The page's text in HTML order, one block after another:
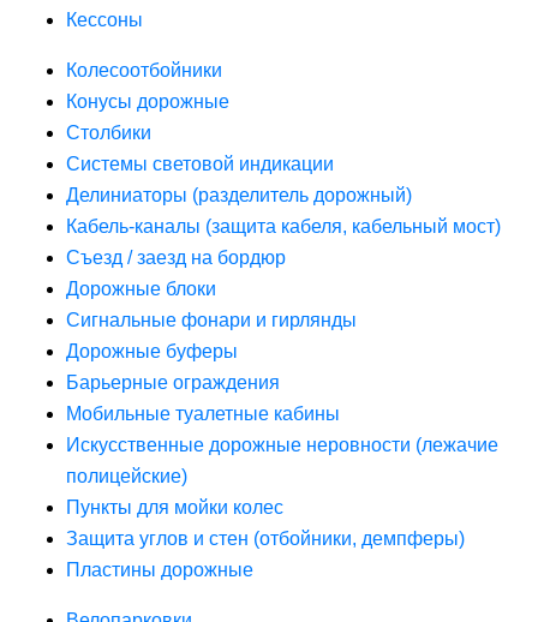
Кессоны
Колесоотбойники
Конусы дорожные
Столбики
Системы световой индикации
Делиниаторы (разделитель дорожный)
Кабель-каналы (защита кабеля, кабельный мост)
Съезд / заезд на бордюр
Дорожные блоки
Сигнальные фонари и гирлянды
Дорожные буферы
Барьерные ограждения
Мобильные туалетные кабины
Искусственные дорожные неровности (лежачие
полицейские)
Пункты для мойки колес
Защита углов и стен (отбойники, демпферы)
Пластины дорожные